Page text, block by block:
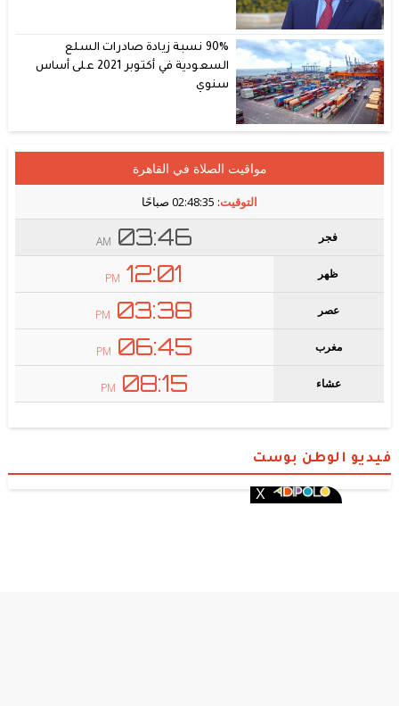
90% نسبة زيادة صادرات السلع
السعودية في أكتوبر 2021 على أساس
سنوي
فيديو الوطن بوست